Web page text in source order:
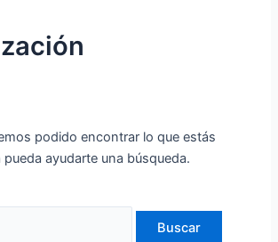
podido encontrar lo que estás
ayudarte una búsqueda.